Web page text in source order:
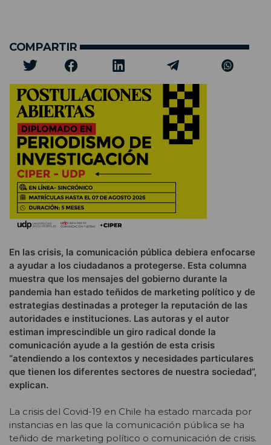
COMPARTIR
En las crisis, la comunicación pública debiera enfocarse
a ayudar a los ciudadanos a protegerse. Esta columna
muestra que los mensajes del gobierno durante la
pandemia han estado teñidos de marketing político y de
estrategias destinadas a proteger la reputación de las
autoridades e instituciones. Las autoras y el autor
estiman imprescindible un giro radical donde la
comunicación ayude a la gestión de esta crisis
“atendiendo a los contextos y necesidades particulares
que tienen los diferentes sectores de nuestra sociedad”,
explican.
La crisis del Covid-19 en Chile ha estado marcada por
instancias en las que la comunicación pública se ha
teñido de marketing político o comunicación de crisis.